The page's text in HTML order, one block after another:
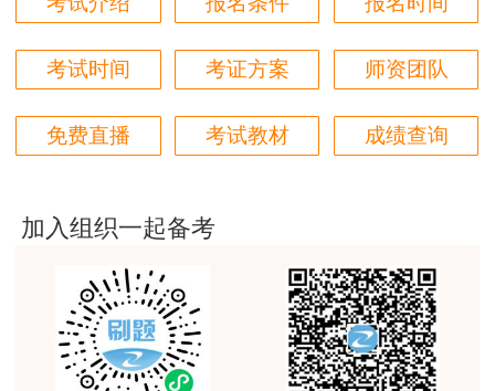
积金。
（4）向投资者分配的利润或股利。
（5）分配利润。
们网站教学质量越来越高。祝大家都取得满意的结
用户m5****66
3位老师，讲的都非常的好，
用户m5****66
用户m9****88
建设工程教育网很给力，课程逻辑清晰，老师讲解通
俗易懂，重点突出，模拟题质量高，押题卷压中的知
识点很多，尤其是实务简答题秘籍压中将近70%的小
问，让小白学员也能一次过四门，十分给力，值得推
荐[强][强]
考试时间 考证方案 师资团队
免费直播 考试教材 成绩查询
加入组织一起备考